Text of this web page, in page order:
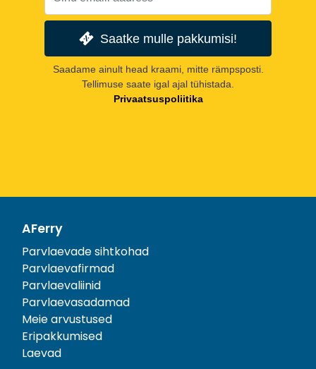
Saatke mulle pakkumisi!
Saadame ainult head kraami, mitte rämpsposti.
Tellimuse saate igal ajal tühistada.
Privaatsuspoliitika
AFerry
Parvlaevade sihtkohad
Parvlaevafirmad
Parvlaevaliinid
Parvlaevasadamad
Meie arvustused
Eripakkumised
Laevad